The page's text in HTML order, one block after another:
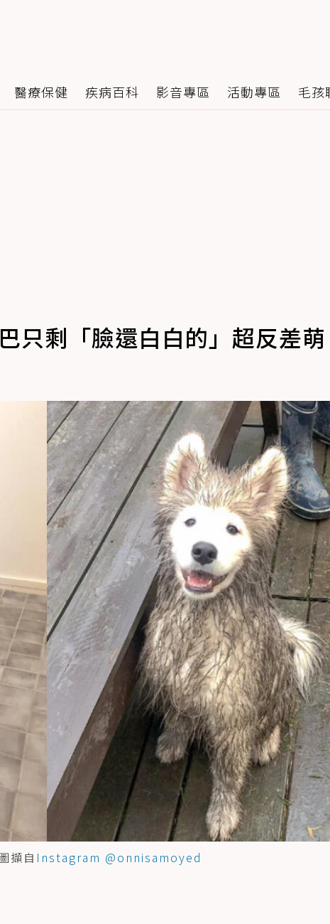
醫療保健 疾病百科 影音專區 活動專區 毛孩
只剩「臉還白白的」超反差萌
擷自 Instagram @onnisamoyed